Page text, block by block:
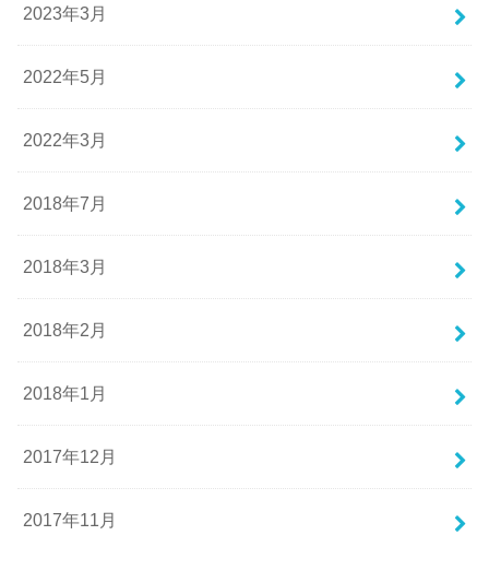
2023年3月
2022年5月
2022年3月
2018年7月
2018年3月
2018年2月
2018年1月
2017年12月
2017年11月